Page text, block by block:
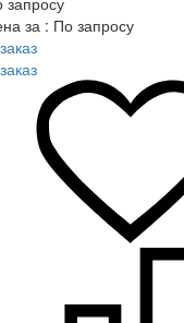
за : По запросу